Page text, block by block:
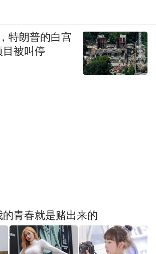
特朗普的白宫
被叫停
青春就是赌出来的